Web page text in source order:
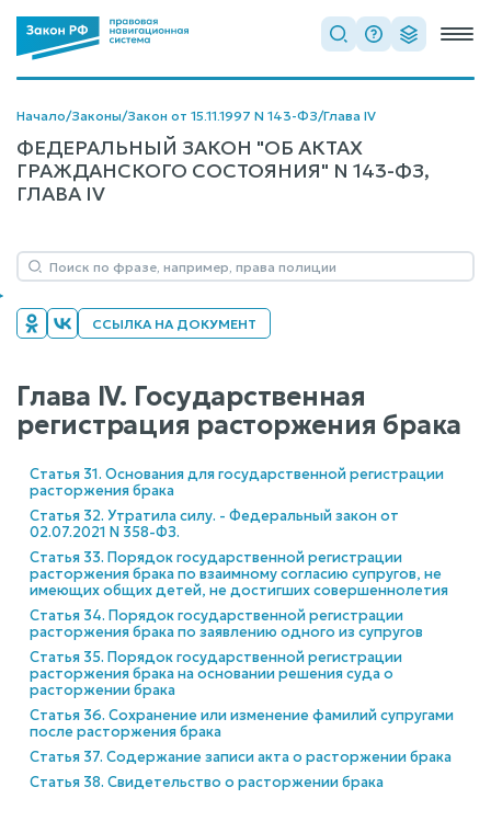
Начало/Законы/Закон от 15.11.1997 N 143-ФЗ/Глава IV
ФЕДЕРАЛЬНЫЙ ЗАКОН "ОБ АКТАХ
ГРАЖДАНСКОГО СОСТОЯНИЯ" N 143-ФЗ,
ГЛАВА IV
ССЫЛКА НА ДОКУМЕНТ
Глава IV. Государственная
регистрация расторжения брака
Статья 31. Основания для государственной регистрации
расторжения брака
Статья 32. Утратила силу. - Федеральный закон от
02.07.2021 N 358-ФЗ.
Статья 33. Порядок государственной регистрации
расторжения брака по взаимному согласию супругов, не
имеющих общих детей, не достигших совершеннолетия
Статья 34. Порядок государственной регистрации
расторжения брака по заявлению одного из супругов
Статья 35. Порядок государственной регистрации
расторжения брака на основании решения суда о
расторжении брака
Статья 36. Сохранение или изменение фамилий супругами
после расторжения брака
Статья 37. Содержание записи акта о расторжении брака
Статья 38. Свидетельство о расторжении брака